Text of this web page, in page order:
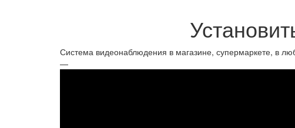
Система видеонаблюдения в магазине, супермаркете, в
—